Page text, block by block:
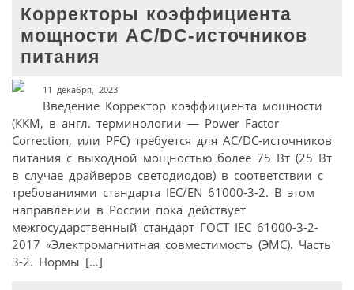
Корректоры коэффициента
мощности AC/DC-источников
питания
11 декабря, 2023
Введение Корректор коэффициента мощности
(ККМ, в англ. терминологии — Power Factor
Correction, или PFC) требуется для AC/DC-источников
питания с выходной мощностью более 75 Вт (25 Вт
в случае драйверов светодиодов) в соответствии с
требованиями стандарта IEC/EN 61000-3-2. В этом
направлении в России пока действует
межгосударственный стандарт ГОСТ IEC 61000-3-2-
2017 «Электромагнитная совместимость (ЭМС). Часть
3-2. Нормы […]